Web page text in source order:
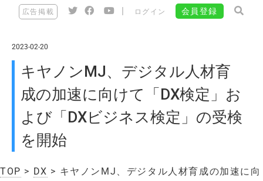
広告掲載 ログイン 会員登録
2023-02-20
キヤノンMJ、デジタル人材育
成の加速に向けて「DX検定」お
よび「DXビジネス検定」の受検
を開始
TOP > DX > キヤノンMJ、デジタル人材育成の加速に向